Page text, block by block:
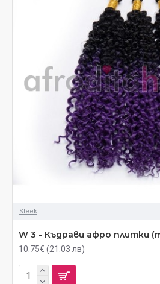
Sleek
W 3 - Къдрави афро плитки
10.75€ (21.03 лв)